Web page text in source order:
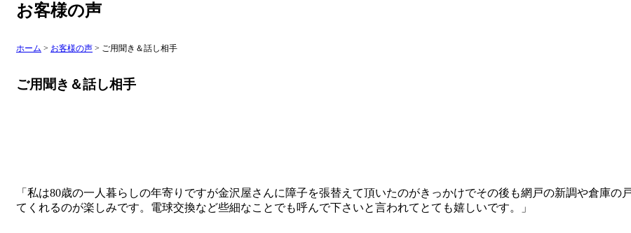
お客様の声
ホーム > お客様の声 > ご用聞き＆話し相手
ご用聞き＆話し相手
「私は80歳の一人暮らしの年寄りですが金沢屋さんに障子を張替えて頂いたのがきっかけでその後も網戸の新調や倉庫
てくれるのが楽しみです。電球交換など些細なことでも呼んで下さいと言われてとても嬉しいです。」